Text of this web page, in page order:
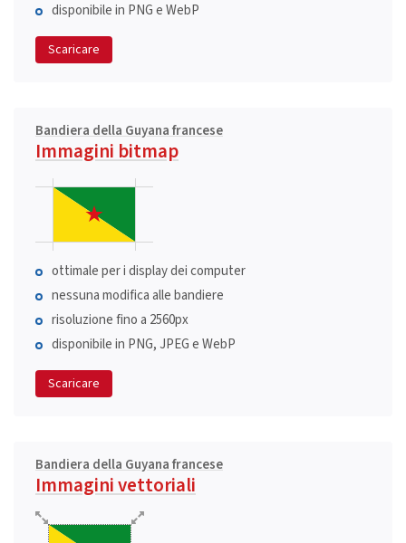
disponibile in PNG e WebP
Scaricare
Bandiera della Guyana francese
Immagini bitmap
ottimale per i display dei computer
nessuna modifica alle bandiere
risoluzione fino a 2560px
disponibile in PNG, JPEG e WebP
Scaricare
Bandiera della Guyana francese
Immagini vettoriali